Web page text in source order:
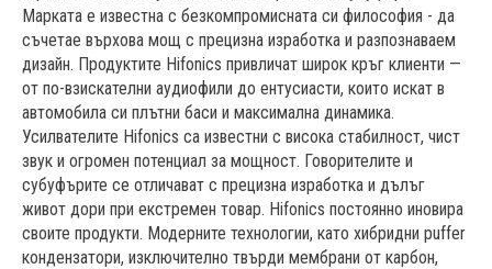
Марката е известна с безкомпромисната си философия - да
съчетае върхова мощ с прецизна изработка и разпознаваем
дизайн. Продуктите Hifonics привличат широк кръг клиенти —
от по-взискателни аудиофили до ентусиасти, които искат в
автомобила си плътни баси и максимална динамика.
Усилвателите Hifonics са известни с висока стабилност, чист
звук и огромен потенциал за мощност. Говорителите и
субуфърите се отличават с прецизна изработка и дълъг
живот дори при екстремен товар. Hifonics постоянно иновира
своите продукти. Модерните технологии, като хибридни puffer
кондензатори, изключително твърди мембрани от карбон,